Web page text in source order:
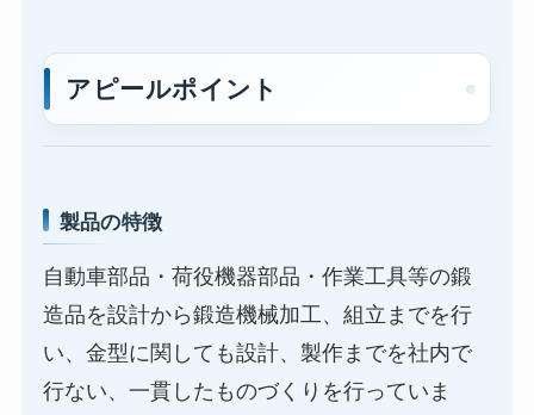
アピールポイント
製品の特徴
自動車部品・荷役機器部品・作業工具等の鍛
造品を設計から鍛造機械加工、組立までを行
い、金型に関しても設計、製作までを社内で
行ない、一貫したものづくりを行っていま